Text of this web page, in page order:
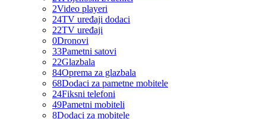
2Video playeri
24TV uređaji dodaci
22TV uređaji
0Dronovi
33Pametni satovi
22Glazbala
84Oprema za glazbala
68Dodaci za pametne mobitele
24Fiksni telefoni
49Pametni mobiteli
8Dodaci za mobitele